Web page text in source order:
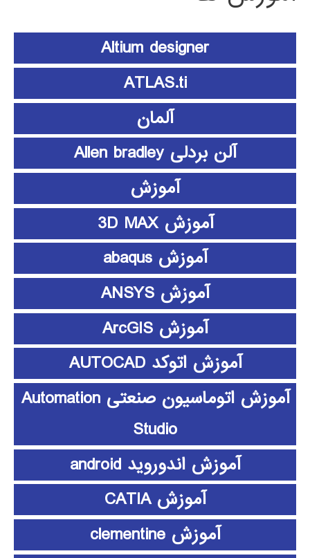
Altium designer
ATLAS.ti
آلمان
آلن بردلی Allen bradley
آموزش
آموزش 3D MAX
آموزش abaqus
آموزش ANSYS
آموزش ArcGIS
آموزش اتوکد AUTOCAD
آموزش اتوماسیون صنعتی Automation
Studio
آموزش اندوروید android
آموزش CATIA
آموزش clementine